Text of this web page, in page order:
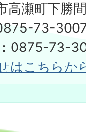
高瀬町下勝
73-
0875-73-
はこちらか